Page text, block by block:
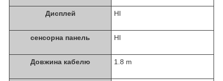
Дисплей НІ
сенсорна панель НІ
Довжина кабелю 1.8 m